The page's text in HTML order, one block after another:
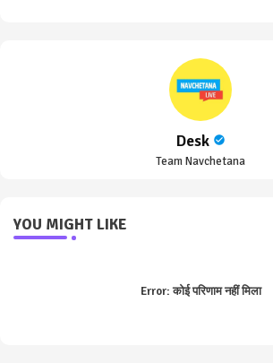
Desk
Team Navchetana
YOU MIGHT LIKE
Error:कोई परिणाम नहीं मिला